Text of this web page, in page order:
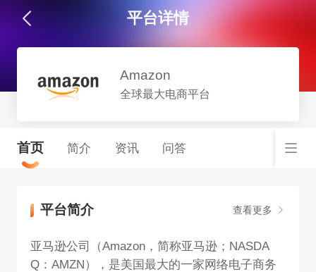
平台详情
Amazon
全球最大电商平台
首页 简介 资讯 问答
平台简介 查看更多
亚马逊公司（Amazon，简称亚马逊；NASDA
Q：AMZN），是美国最大的一家网络电子商务